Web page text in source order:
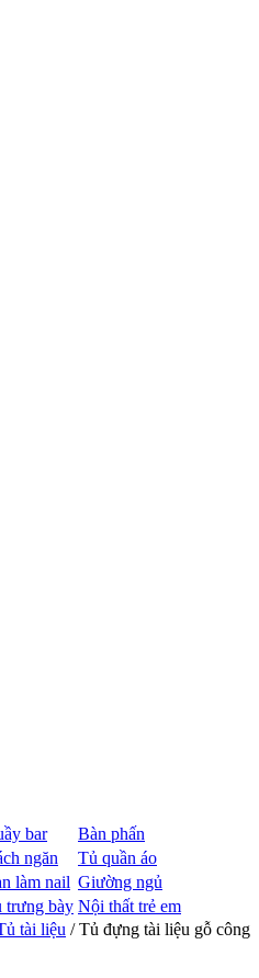
bar
Bàn phấn
ngăn
Tủ quần áo
làm nail Giường ngủ
trưng bày Nội thất trẻ em
tài liệu / Tủ đựng tài liệu gỗ công